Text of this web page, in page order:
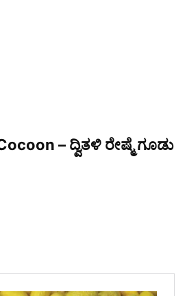
– ದ್ವಿತಳಿ ರೇಷ್ಮೆ ಗೂಡು